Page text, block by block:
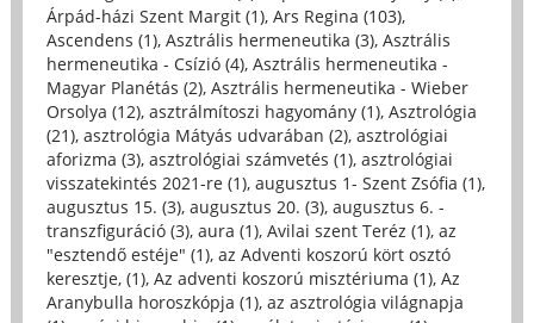
Árpád-házi Szent Margit (1), Ars Regina (103),
Ascendens (1), Asztrális hermeneutika (3), Asztrális
hermeneutika - Csízió (4), Asztrális hermeneutika -
Magyar Planétás (2), Asztrális hermeneutika - Wieber
Orsolya (12), asztrálmítoszi hagyomány (1), Asztrológia
(21), asztrológia Mátyás udvarában (2), asztrológiai
aforizma (3), asztrológiai számvetés (1), asztrológiai
visszatekintés 2021-re (1), augusztus 1- Szent Zsófia (1),
augusztus 15. (3), augusztus 20. (3), augusztus 6. -
transzfiguráció (3), aura (1), Avilai szent Teréz (1), az
"esztendő estéje" (1), az Adventi koszorú kört osztó
keresztje, (1), Az adventi koszorú misztériuma (1), Az
Aranybulla horoszkópja (1), az asztrológia világnapja